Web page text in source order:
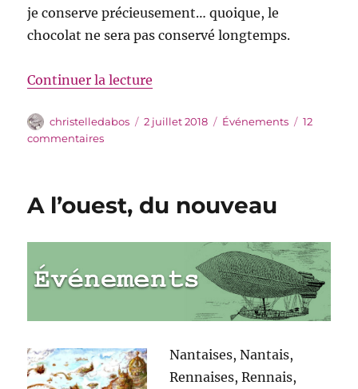
je conserve précieusement… quoique, le
chocolat ne sera pas conservé longtemps.
Continuer la lecture
Auteur
christelledabos
Publié
2 juillet 2018 Catégories
Événements
12
commentairessur
l’Ouest
A l’ouest, du nouveau
Nantaises, Nantais,
Rennaises, Rennais,